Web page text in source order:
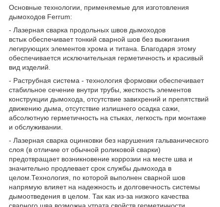
Основные технологии, применяемые для изготовления
дымоходов Ferrum:
- Лазерная сварка продольных швов дымоходов
встык обеспечивает тонкий сварной шов без выжигания
легирующих элементов хрома и титана. Благодаря этому
обеспечивается исключительная герметичность и красивый
вид изделий.
- Раструбная система - технология формовки обеспечивает
стабильное сечение внутри трубы, жесткость элементов
конструкции дымохода, отсутствие завихрений и препятствий
движению дыма, отсутствие излишнего осадка сажи,
абсолютную герметичность на стыках, легкость при монтаже
и обслуживании.
- Лазерная сварка оцинковки без нарушения гальванического
слоя (в отличие от обычной роликовой сварки)
предотвращает возникновение коррозии на месте шва и
значительно продлевает срок службы дымохода в
целом.Технология, по которой выполнен сварной шов
напрямую влияет на надежность и долговечность системы
дымоотведения в целом. Так как из-за низкого качества